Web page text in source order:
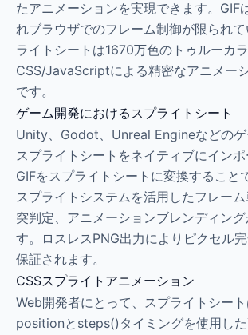
たアニメーションを実現できます。GIF
れブラウザでのフレーム制御が限られ
ライトシートは1670万色のトゥルーカ
CSS/JavaScriptによる精密なアニメー
です。
ゲーム開発におけるスプライトシート
Unity、Godot、Unreal Engineなどの
スプライトシートをネイティブにインポ
GIFをスプライトシートに変換すること
スプライトシステムを活用したフレー
突判定、アニメーションブレンディン
す。ロスレスPNG出力によりピクセル
保証されます。
CSSスプライトアニメーション
Web開発者にとって、スプライトシー
positionとsteps()タイミングを使用し